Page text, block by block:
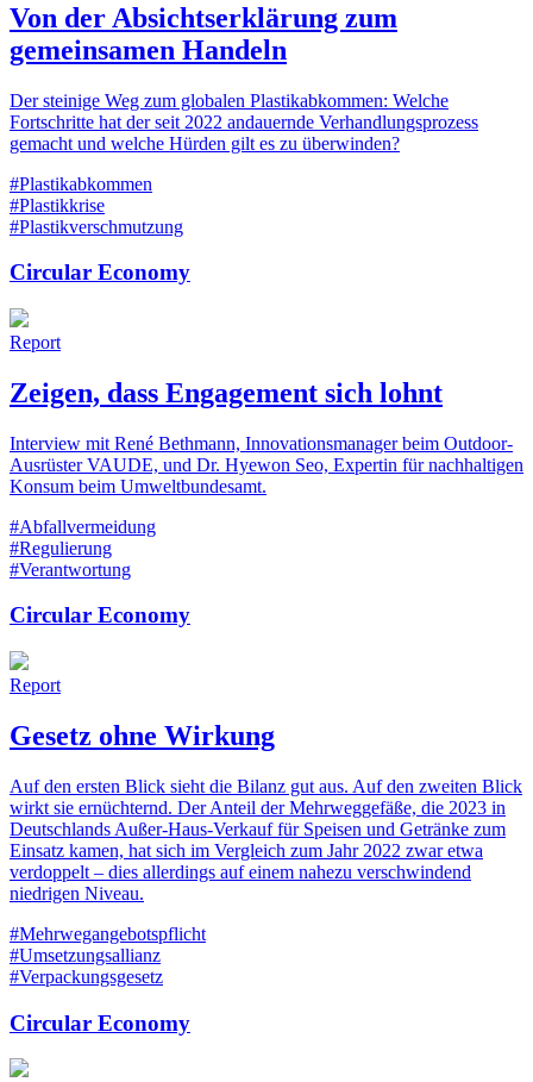
Von der Absichtserklärung zum
gemeinsamen Handeln
Der steinige Weg zum globalen Plastikabkommen: Welche
Fortschritte hat der seit 2022 andauernde Verhandlungsprozess
gemacht und welche Hürden gilt es zu überwinden?
#Plastikabkommen
#Plastikkrise
#Plastikverschmutzung
Circular Economy
Report
Zeigen, dass Engagement sich lohnt
Interview mit René Bethmann, Innovationsmanager beim Outdoor-
Ausrüster VAUDE, und Dr. Hyewon Seo, Expertin für nachhaltigen
Konsum beim Umweltbundesamt.
#Abfallvermeidung
#Regulierung
#Verantwortung
Circular Economy
Report
Gesetz ohne Wirkung
Auf den ersten Blick sieht die Bilanz gut aus. Auf den zweiten Blick
wirkt sie ernüchternd. Der Anteil der Mehrweggefäße, die 2023 in
Deutschlands Außer-Haus-Verkauf für Speisen und Getränke zum
Einsatz kamen, hat sich im Vergleich zum Jahr 2022 zwar etwa
verdoppelt – dies allerdings auf einem nahezu verschwindend
niedrigen Niveau.
#Mehrwegangebotspflicht
#Umsetzungsallianz
#Verpackungsgesetz
Circular Economy